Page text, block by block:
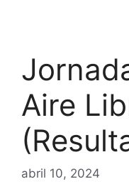
Aire
abril 10, 2024